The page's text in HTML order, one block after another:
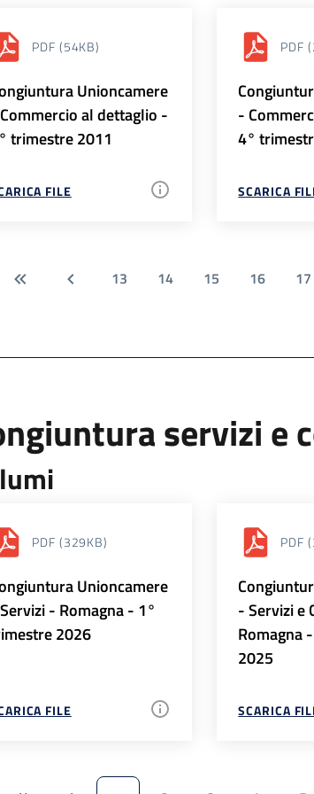
PDF (54KB)
Unioncamere
al dettaglio -
trimestre 2011
FILE
PDF
-
4°
SCARICA
13 14 15 16 17
servizi e
PDF (329KB)
Unioncamere
- Romagna - 1°
2026
FILE
PDF
- Servizi e
Romagna
2025
SCARICA